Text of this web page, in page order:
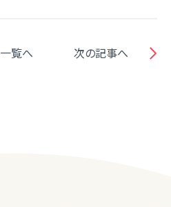
一覧へ 次の記事へ